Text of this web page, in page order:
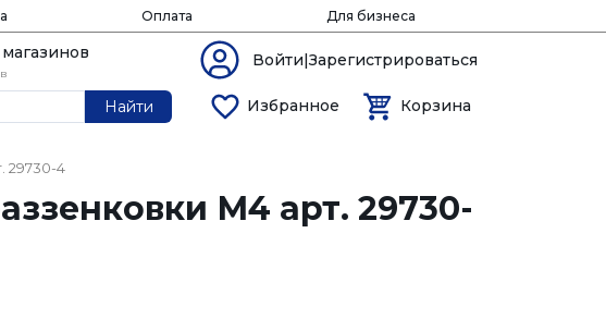
Оплата Для бизнеса
Войти|Зарегистрироваться
Найти Избранное Корзина
29730-4
М4 арт. 29730-